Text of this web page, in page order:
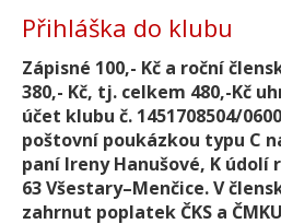
Přihláška do klubu
Zápisné 100,- Kč a roční
380,- Kč, tj. celkem 480,-Kč
účet klubu č. 1451708504/
poštovní poukázkou typu C
paní Ireny Hanušové, K údolí
63 Všestary–Menčice. V
zahrnut poplatek ČKS a